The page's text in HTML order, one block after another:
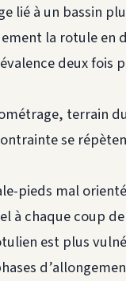
lié à un bassin
la rotule en
deux fois
terrain
se
pieds mal
à chaque coup
est plus